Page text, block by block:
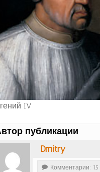
IV
публикации
Dmitry
Комментарии: 15